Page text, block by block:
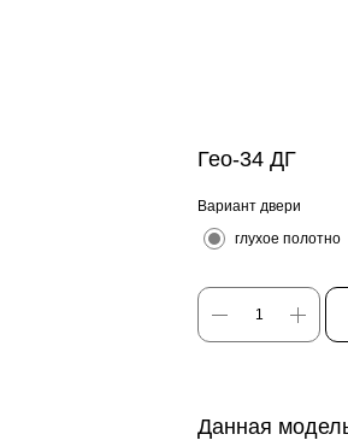
Гео-34 ДГ
Вариант двери
глухое полотно
Данная